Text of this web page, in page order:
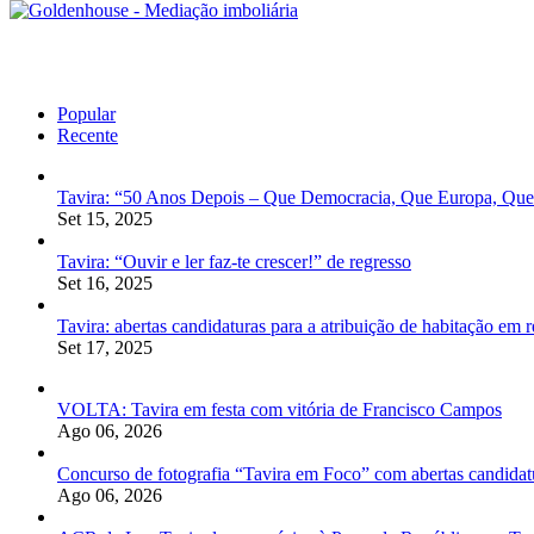
Popular
Recente
Tavira: “50 Anos Depois – Que Democracia, Que Europa,
Set 15, 2025
Tavira: “Ouvir e ler faz-te crescer!” de regresso
Set 16, 2025
Tavira: abertas candidaturas para a atribuição de habitação em
Set 17, 2025
VOLTA: Tavira em festa com vitória de Francisco Campos
Ago 06, 2026
Concurso de fotografia “Tavira em Foco” com abertas
Ago 06, 2026